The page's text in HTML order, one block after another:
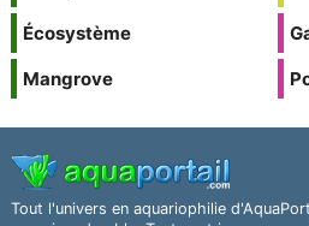
Écosystème
Mangrove
Tout l'univers en aquariophilie